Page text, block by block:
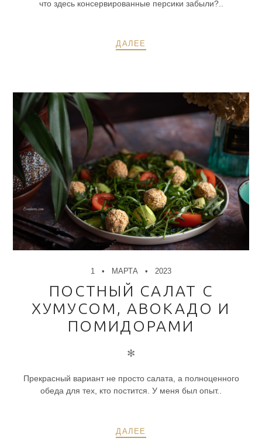
что здесь консервированные персики забыли?..
ДАЛЕЕ
1 МАРТА 2023
ПОСТНЫЙ САЛАТ С
ХУМУСОМ, АВОКАДО И
ПОМИДОРАМИ
✻
Прекрасный вариант не просто салата, а полноценного
обеда для тех, кто постится. У меня был опыт..
ДАЛЕЕ